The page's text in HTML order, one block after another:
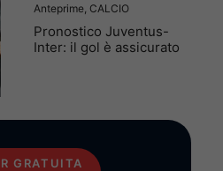
Anteprime, CALCIO
Pronostico Juventus-
Inter: il gol è assicurato
GRATUITA